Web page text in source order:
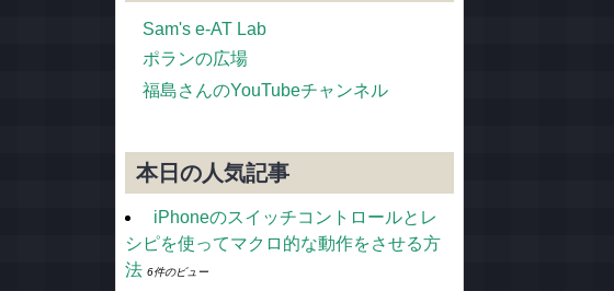
Sam's e-AT Lab
ポランの広場
福島さんのYouTubeチャンネル
本日の人気記事
iPhoneのスイッチコントロールとレ
シピを使ってマクロ的な動作をさせる方
法 6件のビュー